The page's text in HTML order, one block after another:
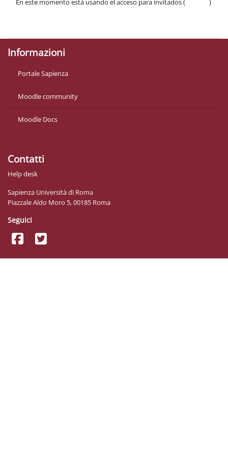
En este momento está usando el acceso para invitados (
)
Informazioni
Portale Sapienza
Moodle community
Moodle Docs
Contatti
Help desk
Sapienza Università di Roma
Piazzale Aldo Moro 5, 00185 Roma
Seguici